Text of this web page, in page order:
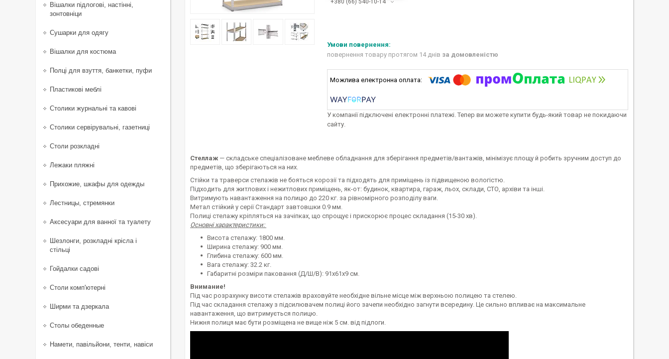
+380 (66) 540-10-14
повернення товару протягом 14 днів за домовленістю
У компанії підключені електронні платежі. Тепер ви можете купити будь-який товар не покидаючи
сайту.
Стеллаж — складське спеціалізоване меблеве обладнання для зберігання предметів/вантажів, мінімізує площу й робить зручним доступ до
предметів, що зберігаються на них.
Стійки та траверси стелажів не бояться корозії та підходять для приміщень із підвищеною вологістю.
Підходить для житлових і нежитлових приміщень, як-от: будинок, квартира, гараж, льох, склади, СТО, архіви та інші.
Витримують навантаження на полицю до 220 кг. за рівномірного розподілу ваги.
Метал стійкий у серії Стандарт завтовшки 0.9 мм.
Полиці стелажу кріпляться на зачіпках, що спрощує і прискорює процес складання (15-30 хв).
Основні характеристики:
Висота стелажу: 1800 мм.
Ширина стелажу: 900 мм.
Глибина стелажу: 600 мм.
Вага стелажу: 32.2 кг.
Габаритні розміри паковання (Д/Ш/В): 91х61х9 см.
Внимание!
Під час розрахунку висоти стелажів враховуйте необхідне вільне місце між верхньою полицею та стелею.
Під час складання стелажу з підсилювачем полиці його зачепи необхідно загнути всередину. Це сильно впливає на максимальне
навантаження, що витримується полицю.
Нижня полиця має бути розміщена не вище ніж 5 см. від підлоги.
Вішалки підлогові, настінні,
зонтовніци
Сушарки для одягу
Вішалки для костюма
Полці для взуття, банкетки, пуфи
Пластикові меблі
Столики журнальні та кавові
Столики сервірувальні, газетниці
Столи розкладні
Лежаки пляжні
Прихожие, шкафы для одежды
Лестницы, стремянки
Аксесуари для ванної та туалету
Шезлонги, розкладні крісла і
стільці
Гойдалки садові
Столи комп'ютерні
Ширми та дзеркала
Столы обеденные
Намети, павільйони, тенти, навіси